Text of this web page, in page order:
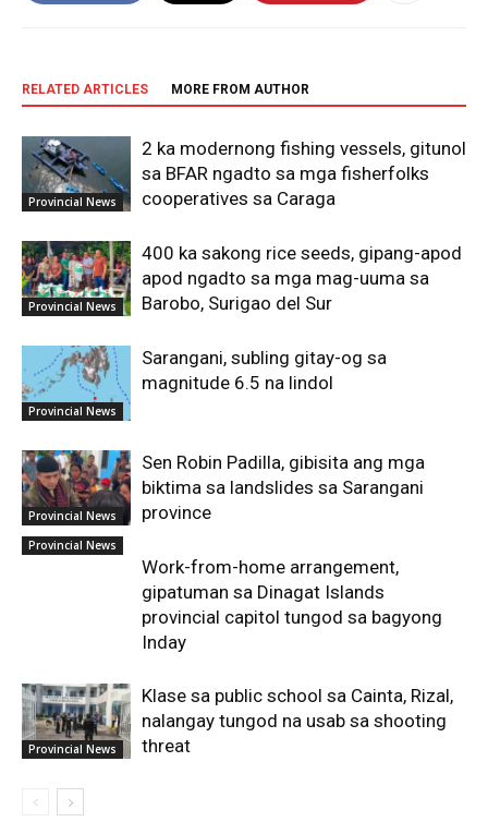
RELATED ARTICLES MORE FROM AUTHOR
Provincial News
2 ka modernong fishing vessels, gitunol
sa BFAR ngadto sa mga fisherfolks
cooperatives sa Caraga
Provincial News
400 ka sakong rice seeds, gipang-apod
apod ngadto sa mga mag-uuma sa
Barobo, Surigao del Sur
Provincial News
Sarangani, subling gitay-og sa
magnitude 6.5 na lindol
Provincial News
Sen Robin Padilla, gibisita ang mga
biktima sa landslides sa Sarangani
province
Provincial News
Work-from-home arrangement,
gipatuman sa Dinagat Islands
provincial capitol tungod sa bagyong
Inday
Provincial News
Klase sa public school sa Cainta, Rizal,
nalangay tungod na usab sa shooting
threat